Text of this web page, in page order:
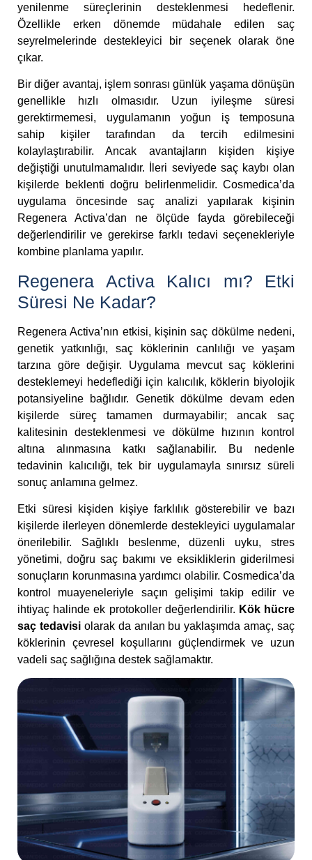
yenilenme süreçlerinin desteklenmesi hedeflenir.
Özellikle erken dönemde müdahale edilen saç
seyrelmelerinde destekleyici bir seçenek olarak öne
çıkar.
Bir diğer avantaj, işlem sonrası günlük yaşama dönüşün
genellikle hızlı olmasıdır. Uzun iyileşme süresi
gerektirmemesi, uygulamanın yoğun iş temposuna
sahip kişiler tarafından da tercih edilmesini
kolaylaştırabilir. Ancak avantajların kişiden kişiye
değiştiği unutulmamalıdır. İleri seviyede saç kaybı olan
kişilerde beklenti doğru belirlenmelidir. Cosmedica’da
uygulama öncesinde saç analizi yapılarak kişinin
Regenera Activa’dan ne ölçüde fayda görebileceği
değerlendirilir ve gerekirse farklı tedavi seçenekleriyle
kombine planlama yapılır.
Regenera Activa Kalıcı mı? Etki
Süresi Ne Kadar?
Regenera Activa’nın etkisi, kişinin saç dökülme nedeni,
genetik yatkınlığı, saç köklerinin canlılığı ve yaşam
tarzına göre değişir. Uygulama mevcut saç köklerini
desteklemeyi hedeflediği için kalıcılık, köklerin biyolojik
potansiyeline bağlıdır. Genetik dökülme devam eden
kişilerde süreç tamamen durmayabilir; ancak saç
kalitesinin desteklenmesi ve dökülme hızının kontrol
altına alınmasına katkı sağlanabilir. Bu nedenle
tedavinin kalıcılığı, tek bir uygulamayla sınırsız süreli
sonuç anlamına gelmez.
Etki süresi kişiden kişiye farklılık gösterebilir ve bazı
kişilerde ilerleyen dönemlerde destekleyici uygulamalar
önerilebilir. Sağlıklı beslenme, düzenli uyku, stres
yönetimi, doğru saç bakımı ve eksikliklerin giderilmesi
sonuçların korunmasına yardımcı olabilir. Cosmedica’da
kontrol muayeneleriyle saçın gelişimi takip edilir ve
ihtiyaç halinde ek protokoller değerlendirilir. Kök hücre
saç tedavisiolarak da anılan bu yaklaşımda amaç, saç
köklerinin çevresel koşullarını güçlendirmek ve uzun
vadeli saç sağlığına destek sağlamaktır.